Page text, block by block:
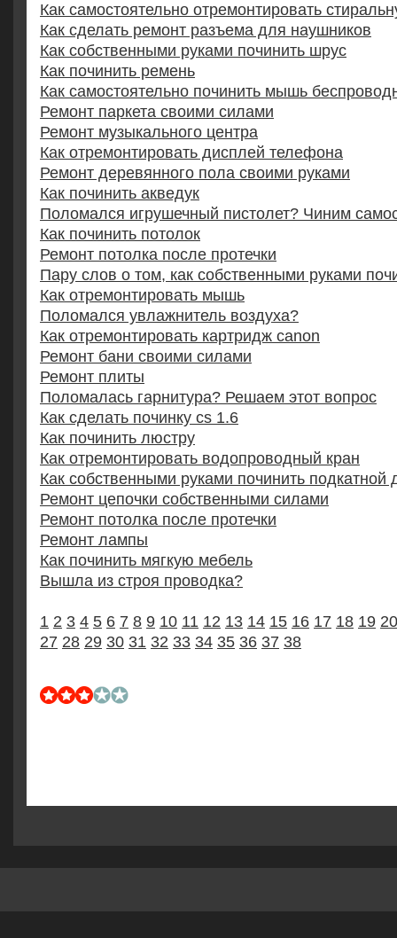
Как самостоятельно отремонтировать
Как сделать ремонт разъема для наушников
Как собственными руками починить шрус
Как починить ремень
Как самостоятельно починить мышь
Ремонт паркета своими силами
Ремонт музыкального центра
Как отремонтировать дисплей телефона
Ремонт деревянного пола своими руками
Как починить акведук
Поломался игрушечный пистолет? Чиним
Как починить потолок
Ремонт потолка после протечки
Пару слов о том, как собственными руками
Как отремонтировать мышь
Поломался увлажнитель воздуха?
Как отремонтировать картридж canon
Ремонт бани своими силами
Ремонт плиты
Поломалась гарнитура? Решаем этот вопрос
Как сделать починку cs 1.6
Как починить люстру
Как отремонтировать водопроводный кран
Как собственными руками починить подкатной
Ремонт цепочки собственными силами
Ремонт потолка после протечки
Ремонт лампы
Как починить мягкую мебель
Вышла из строя проводка?
1 2 3 4 5 6 7 8 9 10 11 12 13 14 15 16 17 18 19 20
27 28 29 30 31 32 33 34 35 36 37 38